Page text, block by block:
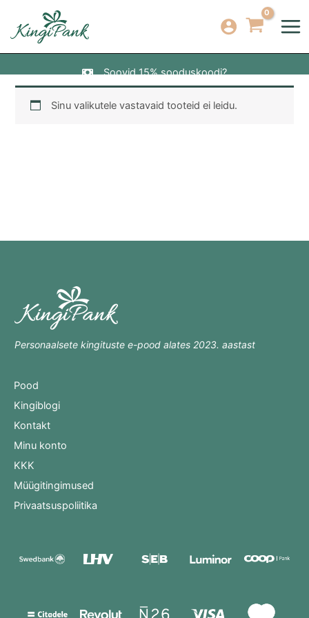
content
Soovid 15% sooduskoodi?
Sinu valikutele vastavaid tooteid ei leidu.
Personaalsete kingituste e-pood alates 2023. aastast
Pood
Kingiblogi
Kontakt
Minu konto
KKK
Müügitingimused
Privaatsuspoliitika